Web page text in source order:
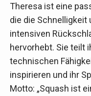
Theresa ist eine
die die Schnelligkeit
intensiven
hervorhebt. Sie teilt
technischen
inspirieren und ihr
Motto: „Squash ist